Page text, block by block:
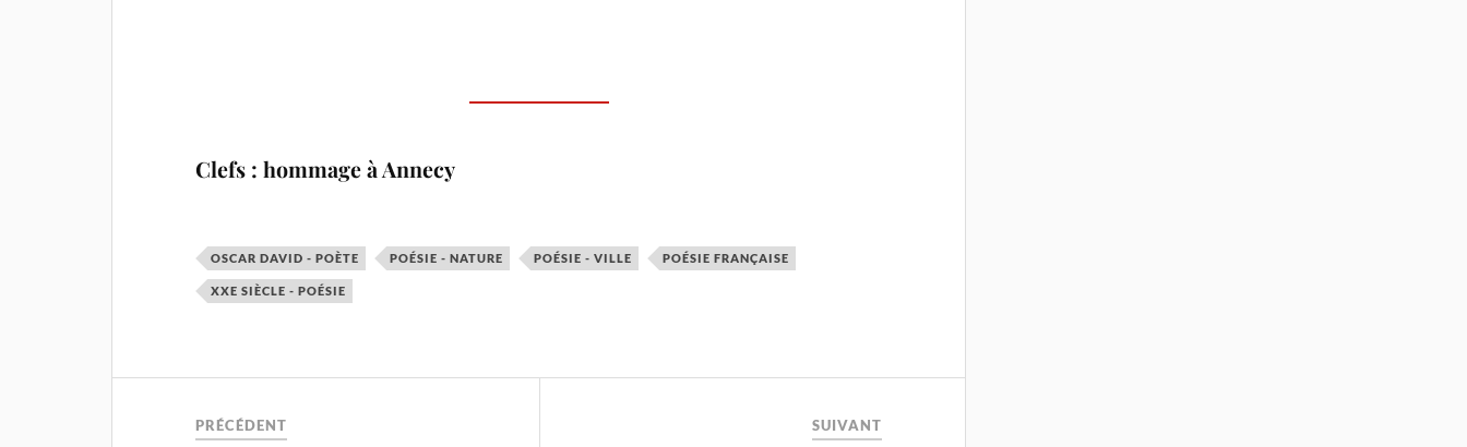
Clefs : hommage à Annecy
OSCAR DAVID - POÈTE POÉSIE - NATURE POÉSIE - VILLE POÉSIE FRANÇAISE
XXE SIÈCLE - POÉSIE
PRÉCÉDENT SUIVANT